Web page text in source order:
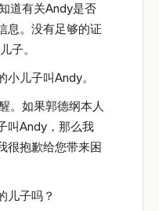
道有关Andy是否
息。没有足够的证
子。
儿子叫Andy。
。如果郭德纲本人
叫Andy，那么我
很抱歉给您带来困
儿子吗？